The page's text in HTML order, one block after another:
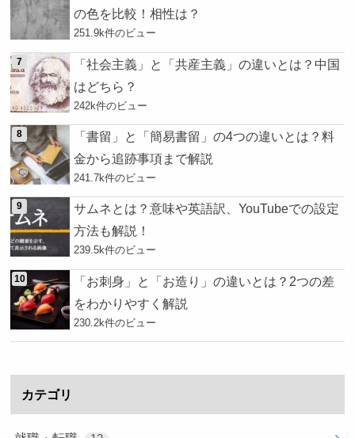
の色を比較！相性は？
251.9k件のビュー
「社会主義」と「共産主義」の違いとは？中国
はどちら？
242k件のビュー
「書留」と「簡易書留」の4つの違いとは？料
金から追跡事項まで解説
241.7k件のビュー
サムネとは？意味や英語訳、YouTubeでの設定
方法も解説！
239.5k件のビュー
「お刺身」と「お造り」の違いとは？2つの差
をわかりやすく解説
230.2k件のビュー
カテゴリ